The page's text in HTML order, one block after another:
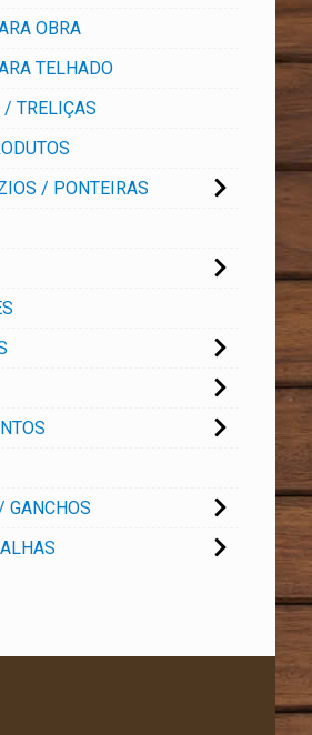
OBRA
TELHADO
TRELIÇAS
/ PONTEIRAS
GANCHOS